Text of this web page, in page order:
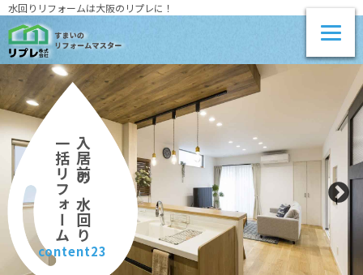
水回りリフォームは大阪のリプレに！
入居前の水回り
一括リフォーム
content23